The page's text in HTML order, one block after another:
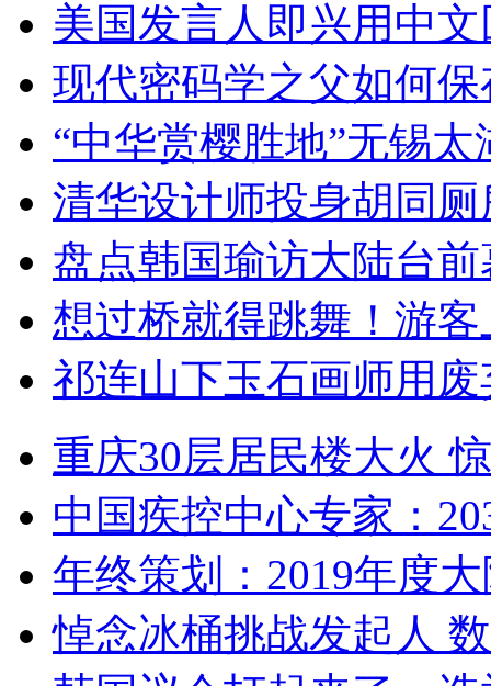
美国发言人即兴用中
现代密码学之父如何
“中华赏樱胜地”无锡
清华设计师投身胡同
盘点韩国瑜访大陆台
想过桥就得跳舞！游客
祁连山下玉石画师用
重庆30层居民楼大火
中国疾控中心专家：
年终策划：2019年度
悼念冰桶挑战发起人